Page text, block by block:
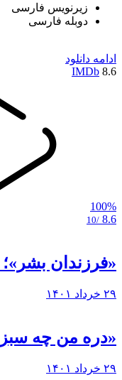
زیرنویس فارسی
دوبله فارسی
ادامه دانلود
8.6
IMDb
100%
8.6
/10
«فرزندان
۲۹ خرداد ۱۴۰۱
«دره من چه سبز
۲۹ خرداد ۱۴۰۱